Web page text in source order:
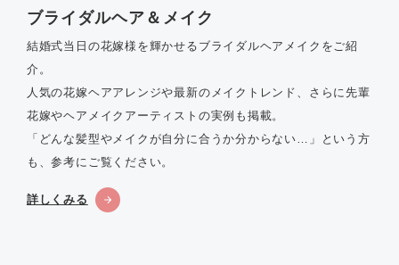
ブライダルヘア＆メイク
結婚式当日の花嫁様を輝かせるブライダルヘアメイクをご紹
介。
人気の花嫁ヘアアレンジや最新のメイクトレンド、さらに先輩
花嫁やヘアメイクアーティストの実例も掲載。
「どんな髪型やメイクが自分に合うか分からない…」という方
も、参考にご覧ください。
詳しくみる